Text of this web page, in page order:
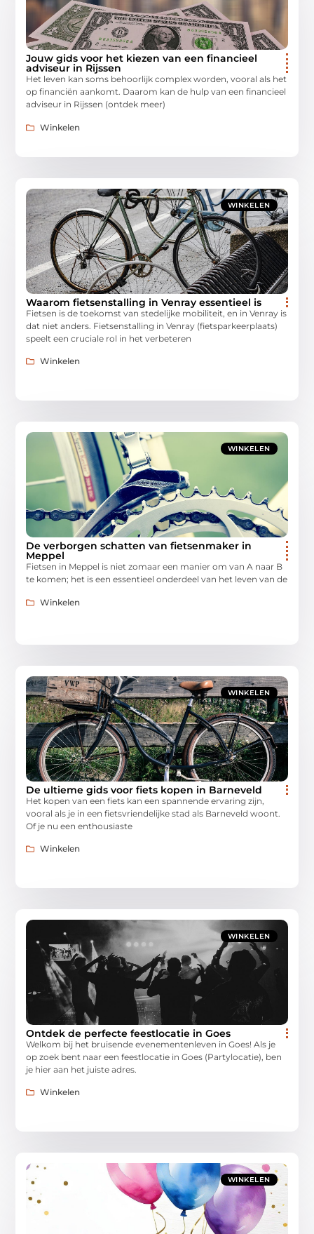
Jouw gids voor het kiezen van een financieel
adviseur in Rijssen
Het leven kan soms behoorlijk complex worden, vooral als het
op financiën aankomt. Daarom kan de hulp van een financieel
adviseur in Rijssen (ontdek meer)
Winkelen
WINKELEN
Waarom fietsenstalling in Venray essentieel is
Fietsen is de toekomst van stedelijke mobiliteit, en in Venray is
dat niet anders. Fietsenstalling in Venray (fietsparkeerplaats)
speelt een cruciale rol in het verbeteren
Winkelen
WINKELEN
De verborgen schatten van fietsenmaker in
Meppel
Fietsen in Meppel is niet zomaar een manier om van A naar B
te komen; het is een essentieel onderdeel van het leven van de
Winkelen
WINKELEN
De ultieme gids voor fiets kopen in Barneveld
Het kopen van een fiets kan een spannende ervaring zijn,
vooral als je in een fietsvriendelijke stad als Barneveld woont.
Of je nu een enthousiaste
Winkelen
WINKELEN
Ontdek de perfecte feestlocatie in Goes
Welkom bij het bruisende evenementenleven in Goes! Als je
op zoek bent naar een feestlocatie in Goes (Partylocatie), ben
je hier aan het juiste adres.
Winkelen
WINKELEN